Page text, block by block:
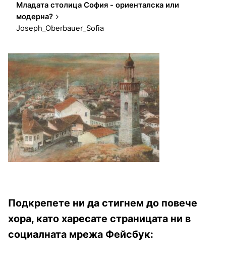
Младата столица София - ориенталска или
модерна?
Joseph_Oberbauer_Sofia
Подкрепете ни да стигнем до повече
хора, като харесате страницата ни в
социалната мрежа Фейсбук: